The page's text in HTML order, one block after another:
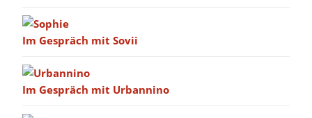
Im Gespräch mit Sovii
Im Gespräch mit Urbannino